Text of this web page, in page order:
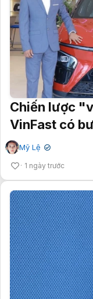
Chiến lược
VinFast có
Mỹ Lệ ✔
1 ngày trước